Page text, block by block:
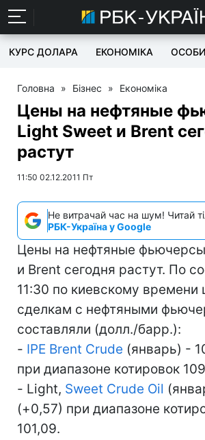
КУРС ДОЛАРА ЕКОНОМІКА
Головна » Бізнес » Економіка
Цены на нефтяные
Light Sweet и Brent
растут
11:50 02.12.2011 Пт
Не витрачай час на шум! Читай
РБК-Україна у Google
Цены на нефтяные
и Brent сегодня растут. По
11:30 по киевскому времени
сделкам с нефтяными
составляли (долл./барр.):
- IPE Brent Crude (январь) -
при диапазоне котировок
- Light, Sweet Crude Oil
(+0,57) при диапазоне
101,09.